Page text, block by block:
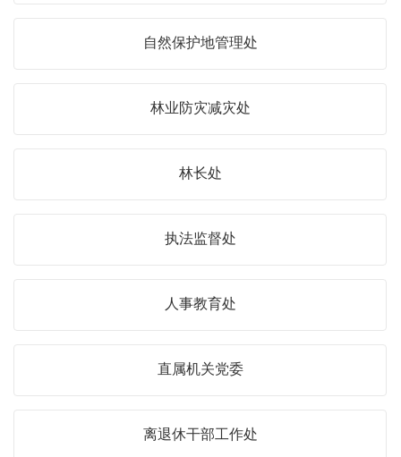
自然保护地管理处
林业防灾减灾处
林长处
执法监督处
人事教育处
直属机关党委
离退休干部工作处